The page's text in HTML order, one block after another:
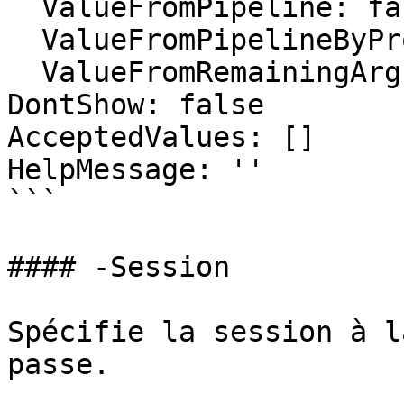
DontShow: false
AcceptedValues: []
HelpMessage: ''
```
#### -Session
Spécifie la session à
passe.